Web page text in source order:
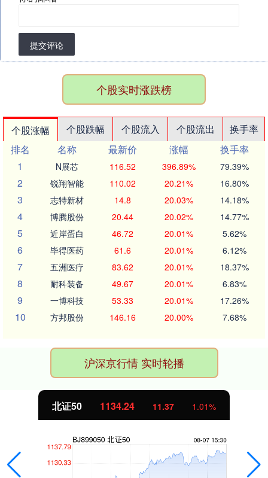
提交评论
个股实时涨跌榜
个股涨幅 个股跌幅 个股流入 个股流出
换手率
排名
名称 最新价 涨幅
换手率
1
N展芯 116.52 396.89% 79.39%
2 锐翔智能 110.02 20.21% 16.80%
3 志特新材 14.8 20.03% 14.18%
4 博腾股份 20.44 20.02% 14.77%
5 近岸蛋白 46.72 20.01% 5.62%
6 毕得医药 61.6 20.01% 6.12%
7 五洲医疗 83.62 20.01% 18.37%
8 耐科装备 49.67 20.01% 6.83%
9 一博科技 53.33 20.01% 17.26%
10 方邦股份 146.16 20.00% 7.68%
沪深京行情 实时轮播
北证50 1134.24 11.37 1.01%